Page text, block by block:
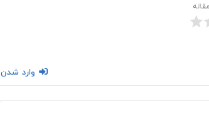
وارد شدن